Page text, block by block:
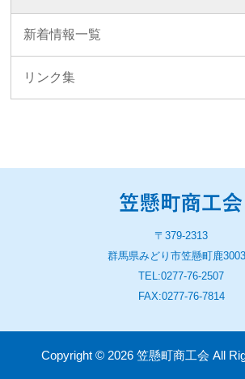
新着情報一覧
リンク集
〒379-2313
群馬県みどり市笠懸町鹿
TEL:0277-76-2507
FAX:0277-76-7814
Copyright © 2026 笠懸町商工会 All